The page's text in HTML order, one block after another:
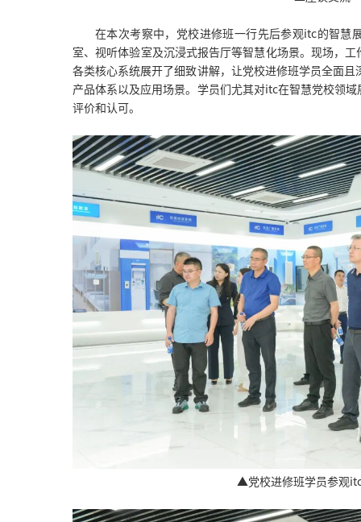
在本次考察中，党校进修班一行先后参观itc的智慧
室、视听体验室及沉浸式报告厅等智慧化场景。现场，
各类核心系统展开了细致讲解，让党校进修班学员全面
产品体系以及应用场景。学员们尤其对itc在智慧党校领
评价和认可。
▲党校进修班学员参观